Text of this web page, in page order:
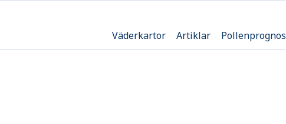
Väderkartor Artiklar Pollenprognos